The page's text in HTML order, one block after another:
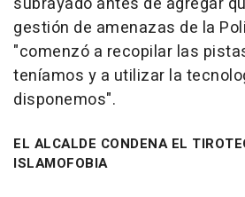
gestión de amenazas de la
"comenzó a recopilar las
teníamos y a utilizar la
disponemos".
EL ALCALDE CONDENA EL
ISLAMOFOBIA